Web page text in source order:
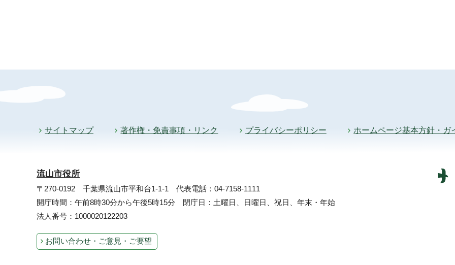
サイトマップ 著作権・免責事項・リンク プライバシーポリシー ホームページ基本方針・ガ
流山市役所
〒270-0192 千葉県流山市平和台1-1-1 代表電話：04-7158-1111
開庁時間：午前8時30分から午後5時15分 閉庁日：土曜日、日曜日、祝日、年末・年始
法人番号：1000020122203
お問い合わせ・ご意見・ご要望